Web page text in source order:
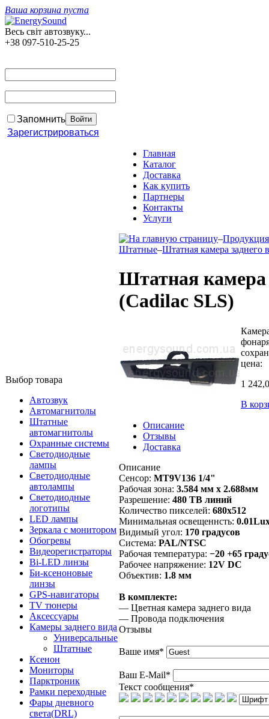
Ваша корзина пуста
Весь світ автозвуку...
+38 097-510-25-25
Запомнить
Зарегистрироваться
Выбор товара
Автозвук
Автомагнитолы
Штатные
автомагнитолы
Охранные системы
Светодиодные
лампы
Светодиодные
автолампы
Светодиодные
логотипы
LED лампы
Зеркала с монитором
Обогревы
Видеорегистраторы
Bi-LED линзы
Би-ксеноновые
линзы
GPS-навигаторы
TV тюнеры
Аксессуары
Камеры заднего вида
Универсальные
Штатные
Ксенон
Мониторы
Парктроник
Рамки переходные
Фары дневного
света(DRL)
Главная
Каталог
Доставка
Как купить
Партнеры
Контакты
Услуги
–Продукция
Штатные–Штатная камера заднего
Штатная камера
(Cadilac SLS)
цена:
1
В
Описание
Отзывы
Доставка
Описание
Сенсор: MT9V136 1/4"
Рабочая зона: 3.584 мм х 2.688мм
Разрешение: 480 ТВ линий
Количество пикселей: 680х512
Минимальная освещеннсть:
Видимый угол: 170 градусов
Система: PAL/NTSC
Рабочая температура: −20 +65
Рабочее напряжение: 12V DC
Объектив: 1.8 мм
В комплекте:
— Цветная камера заднего вида
— Провода подключения
Отзывы
Ваше имя*
Ваш E-Mail*
Текст сообщения*